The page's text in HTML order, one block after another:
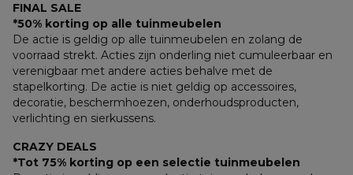
FINAL SALE
*50% korting op alle tuinmeubelen
De actie is geldig op alle tuinmeubelen en zolang de
voorraad strekt. Acties zijn onderling niet cumuleerbaar en
verenigbaar met andere acties behalve met de
stapelkorting. De actie is niet geldig op accessoires,
decoratie, beschermhoezen, onderhoudsproducten,
verlichting en sierkussens.
CRAZY DEALS
*Tot 75% korting op een selectie tuinmeubelen